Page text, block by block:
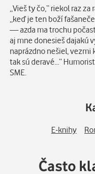
Popis
„Vieš ty čo,“ riekol raz
„keď je ten boží
— azda ma trochu
aj mne donesieš dajakú
naprázdno nešiel,
tak sú deravé…“
SME.
E-knihy
Často